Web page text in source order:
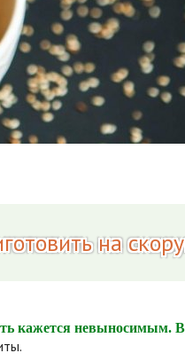
на
кажется невыносимым.